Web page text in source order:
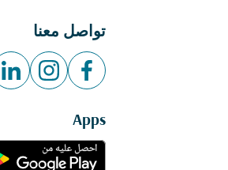
تواصل معنا
Apps